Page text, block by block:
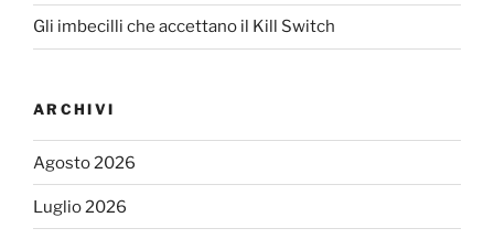
Gli imbecilli che accettano il Kill Switch
ARCHIVI
Agosto 2026
Luglio 2026